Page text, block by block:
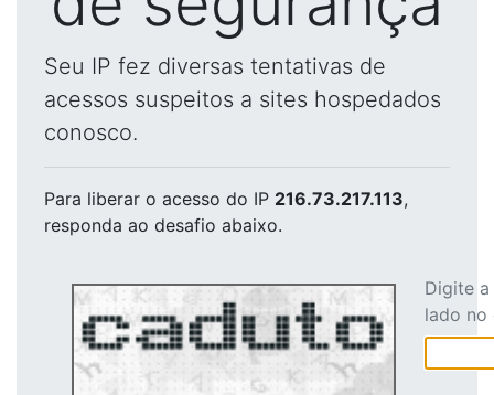
Seu IP fez diversas tentativas de
acessos suspeitos a sites hospedados
conosco.
Para liberar o acesso do IP 216.73.217.113,
responda ao desafio abaixo.
Digite
lado no